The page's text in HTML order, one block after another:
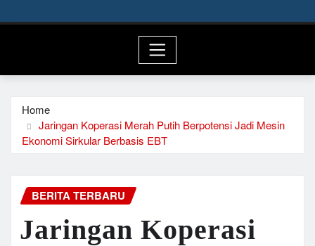
Home
Jaringan Koperasi Merah Putih Berpotensi Jadi Mesin
Ekonomi Sirkular Berbasis EBT
BERITA TERBARU
Jaringan Koperasi